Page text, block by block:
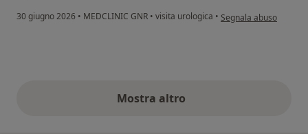
30 giugno 2026 • MEDCLINIC GNR • visita urologica • secondo l'opinione
Segnala abuso
Mostra altroopinioni di cui sopra